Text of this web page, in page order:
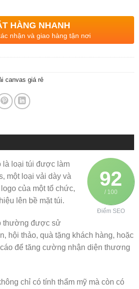
HÀNG NHANH
nhận và giao hàng tận nơi
canvas giá rẻ
92
/ 100
Điểm SEO
là loại túi được làm
một loại vải dày và
của một tổ chức,
lên bề mặt túi.
thường được sử
hội thảo, quà tặng khách hàng, hoặc
để tăng cường nhận diện thương
chỉ có tính thẩm mỹ mà còn có